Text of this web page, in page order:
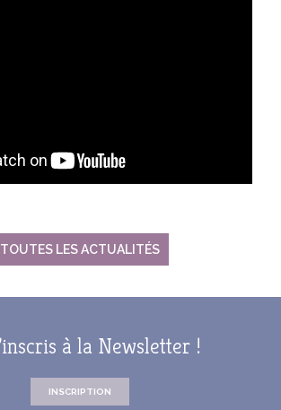
TOUTES LES ACTUALITÉS
à la Newsletter !
INSCRIPTION